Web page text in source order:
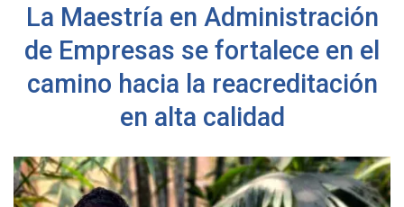
Saltar al contenido principal
La Maestría en Administración
de Empresas se fortalece en el
camino hacia la reacreditación
en alta calidad